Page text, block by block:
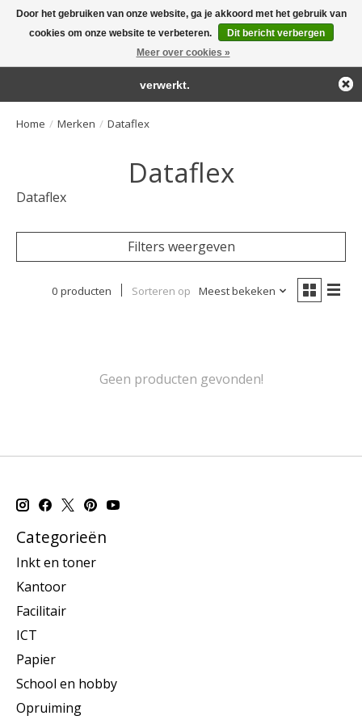
Large selection of products and fast shipping!
Home / Merken / Dataflex
Dataflex
Dataflex
Filters weergeven
0 producten Sorteren op Meest bekeken
Geen producten gevonden!
Categorieën
Inkt en toner
Kantoor
Facilitair
ICT
Papier
School en hobby
Opruiming
Door het gebruiken van onze website, ga je akkoord met het gebruik van
cookies om onze website te verbeteren.
Dit bericht verbergen
Meer over cookies »
← Keer terug naar de backofficeDeze winkel is in aanbouw.
Eventueel geplaatste orders zullen niet worden gehonoreerd of
verwerkt.